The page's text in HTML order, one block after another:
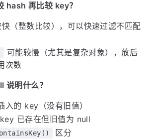
hash 再比较 key？
（整数比较），可以快速过滤不匹配
可能较慢（尤其是复杂对象），放后
次数
明什么？
入的 key（没有旧值）
已存在但旧值为 null
区分